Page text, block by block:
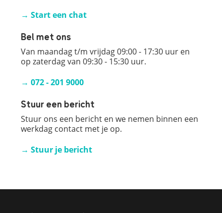
→ Start een chat
Bel met ons
Van maandag t/m vrijdag 09:00 - 17:30 uur en
op zaterdag van 09:30 - 15:30 uur.
→ 072 - 201 9000
Stuur een bericht
Stuur ons een bericht en we nemen binnen een
werkdag contact met je op.
→ Stuur je bericht